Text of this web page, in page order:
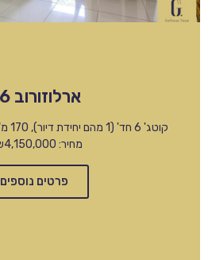
ארלוזורוב 36
מחיר: 4,150,000ש"ח
פרטים נוספים